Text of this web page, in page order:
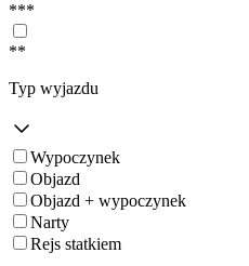
***
**
Typ wyjazdu
Wypoczynek
Objazd
Objazd + wypoczynek
Narty
Rejs statkiem